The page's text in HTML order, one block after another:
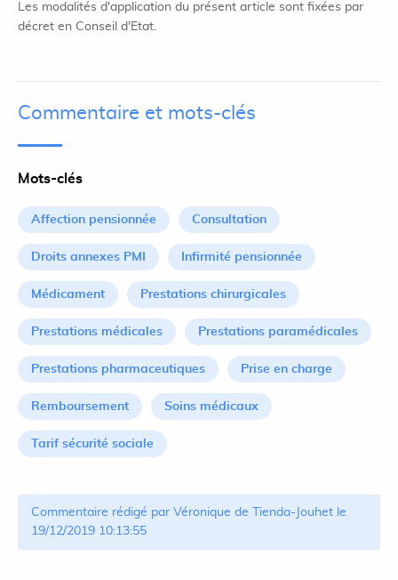
Les modalités d'application du présent article sont fixées par
décret en Conseil d'Etat.
Commentaire et mots-clés
Mots-clés
Affection pensionnée Consultation
Droits annexes PMI Infirmité pensionnée
Médicament Prestations chirurgicales
Prestations médicales Prestations paramédicales
Prestations pharmaceutiques Prise en charge
Remboursement Soins médicaux
Tarif sécurité sociale
Commentaire rédigé par Véronique de Tienda-Jouhet le
19/12/2019 10:13:55